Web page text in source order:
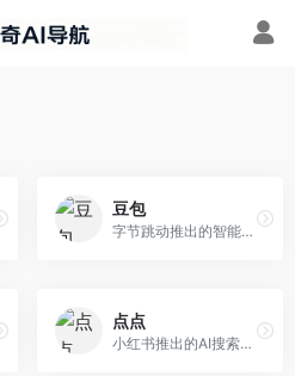
豆包
字节跳动推出的智能对话助手平台，提供文本创作、知识问答、英语学习等多种AI服务。面向普通用户和内容创作者，支持多轮对话和文件解析，免费使用，响应速度快，中文理解能力强。
点点
小红书推出的AI搜索应用，专注于生活方式内容搜索。面向小红书用户，提供生活攻略、消费决策、内容推荐等服务，生活方式内容丰富。